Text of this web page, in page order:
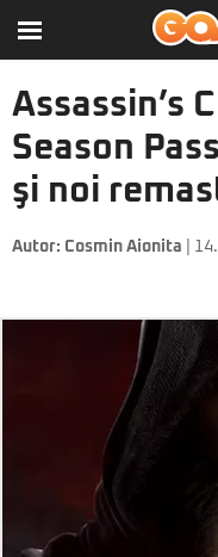
Assassin’s
Season
şi noi
Autor: Cosmin Aionita |